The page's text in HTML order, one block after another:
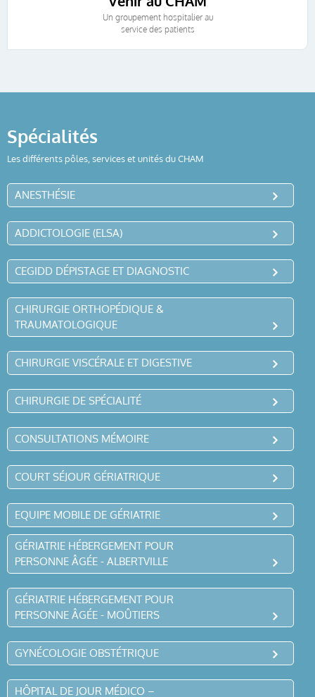
Un groupement hospitalier au
service des patients
Spécialités
Les différents pôles, services et unités du CHAM
ANESTHÉSIE
ADDICTOLOGIE (ELSA)
CEGIDD DÉPISTAGE ET DIAGNOSTIC
CHIRURGIE ORTHOPÉDIQUE &
TRAUMATOLOGIQUE
CHIRURGIE VISCÉRALE ET DIGESTIVE
CHIRURGIE DE SPÉCIALITÉ
CONSULTATIONS MÉMOIRE
COURT SÉJOUR GÉRIATRIQUE
EQUIPE MOBILE DE GÉRIATRIE
GÉRIATRIE HÉBERGEMENT POUR
PERSONNE ÂGÉE - ALBERTVILLE
GÉRIATRIE HÉBERGEMENT POUR
PERSONNE ÂGÉE - MOÛTIERS
GYNÉCOLOGIE OBSTÉTRIQUE
HÔPITAL DE JOUR MÉDICO –